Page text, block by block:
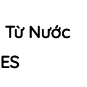
Nước